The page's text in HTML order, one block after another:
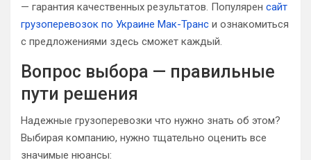
— гарантия качественных результатов. Популярен сайт
грузоперевозок по Украине Мак-Транс и ознакомиться
с предложениями здесь сможет каждый.
Вопрос выбора — правильные
пути решения
Надежные грузоперевозки что нужно знать об этом?
Выбирая компанию, нужно тщательно оценить все
значимые нюансы: